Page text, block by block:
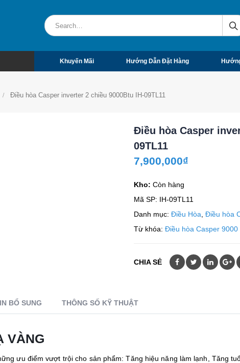
Khuyến Mãi Hướng Dẫn Đặt Hàng
Điều hòa Casper inverter 2 chiều 9000Btu IH-09TL11
Điều hòa Casper
09TL11
7,900,000₫
Kho: Còn hàng
Mã SP: IH-09TL11
Danh mục: Điều Hòa Điều hòa
Từ khóa: Điều hòa Casper 9000
CHIA SẺ
BỔ SUNG THÔNG SỐ KỸ THUẬT
VÀNG
ưu điểm vượt trội cho sản phẩm: Tăng hiệu năng làm lạnh, Tăng